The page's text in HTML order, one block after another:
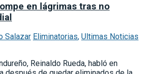
en lágrimas tras no
Salazar Eliminatorias, Ultimas Noticias
Reinaldo Rueda, habló en